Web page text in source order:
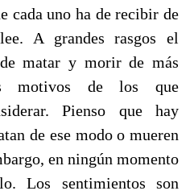
cada uno ha de recibir de
A grandes rasgos el
matar y morir de más
motivos de los que
Pienso que hay
de ese modo o mueren
en ningún momento
Los sentimientos son